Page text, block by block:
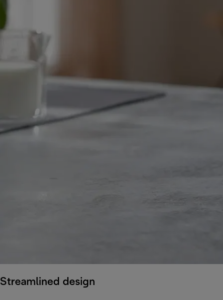
Streamlined design